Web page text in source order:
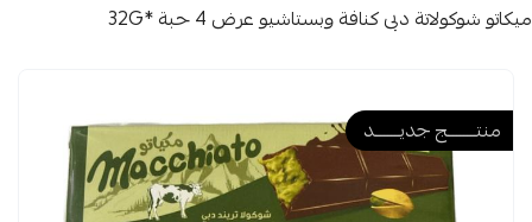
ميكاتو شوكولاتة دبى كنافة وبستاشيو عرض 4 حبة *32G
منتــــــــج جديـــــــد